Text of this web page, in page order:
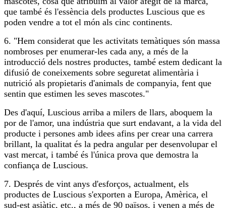
que també és l'essència dels productes Luscious que es
poden vendre a tot el món als cinc continents.
6. "Hem considerat que les activitats temàtiques són massa
nombroses per enumerar-les cada any, a més de la
introducció dels nostres productes, també estem dedicant la
difusió de coneixements sobre seguretat alimentària i
nutrició als propietaris d'animals de companyia, fent que
sentin que estimen les seves mascotes."
Des d'aquí, Luscious arriba a milers de llars, aboquem la
por de l'amor, una indústria que surt endavant, a la vida del
producte i persones amb idees afins per crear una carrera
brillant, la qualitat és la pedra angular per desenvolupar el
vast mercat, i també és l'única prova que demostra la
confiança de Luscious.
7. Després de vint anys d'esforços, actualment, els
productes de Luscious s'exporten a Europa, Amèrica, el
sud-est asiàtic, etc., a més de 90 països, i venen a més de